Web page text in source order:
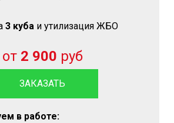
3 кубаи утилизация ЖБО
от 2 900 руб
ЗАКАЗАТЬ
в работе: